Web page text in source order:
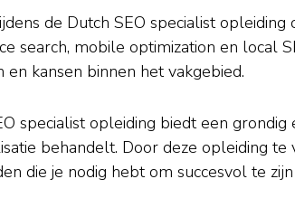
de Dutch SEO specialist
search, mobile optimization en local
en kansen binnen het vakgebied.
specialist opleiding biedt een
behandelt. Door deze opleiding
die je nodig hebt om succesvol te